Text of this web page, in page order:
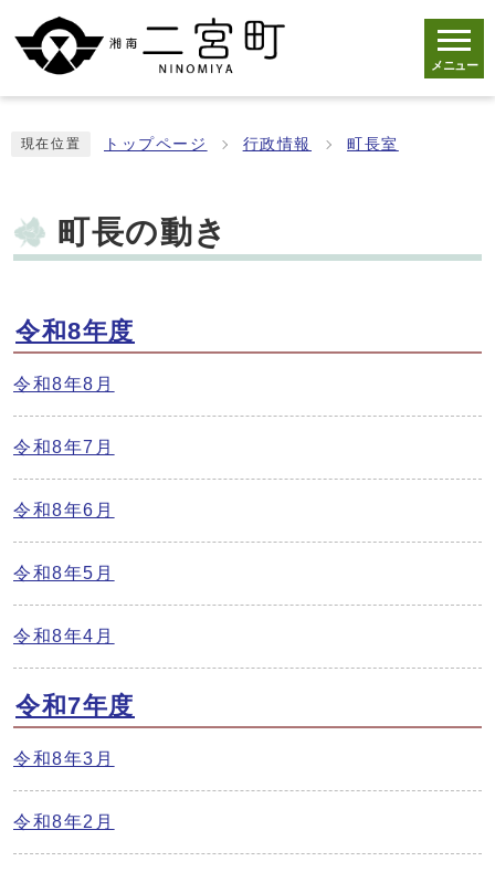
メニュー
現在位置 トップページ 行政情報 町長室
町長の動き
令和8年度
令和8年8月
令和8年7月
令和8年6月
令和8年5月
令和8年4月
令和7年度
令和8年3月
令和8年2月